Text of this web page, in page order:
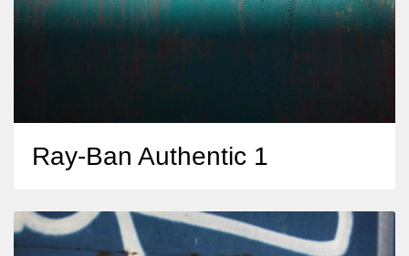
Ray-Ban Authentic 1